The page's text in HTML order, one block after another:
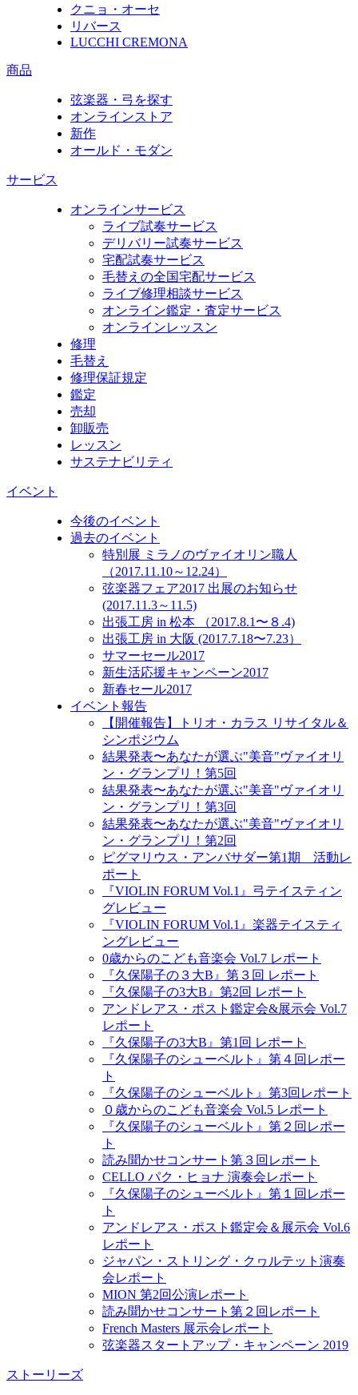
クニョ・オーセ
リバース
LUCCHI CREMONA
商品
弦楽器・弓を探す
オンラインストア
新作
オールド・モダン
サービス
オンラインサービス
ライブ試奏サービス
デリバリー試奏サービス
宅配試奏サービス
毛替えの全国宅配サービス
ライブ修理相談サービス
オンライン鑑定・査定サービス
オンラインレッスン
修理
毛替え
修理保証規定
鑑定
売却
卸販売
レッスン
サステナビリティ
イベント
今後のイベント
過去のイベント
特別展 ミラノのヴァイオリン職人
（2017.11.10～12.24）
弦楽器フェア2017 出展のお知らせ
(2017.11.3～11.5)
出張工房 in 松本 （2017.8.1〜８.4)
出張工房 in 大阪 (2017.7.18〜7.23）
サマーセール2017
新生活応援キャンペーン2017
新春セール2017
イベント報告
【開催報告】トリオ・カラス リサイタル＆
シンポジウム
結果発表〜あなたが選ぶ"美音"ヴァイオリ
ン・グランプリ！第5回
結果発表〜あなたが選ぶ"美音"ヴァイオリ
ン・グランプリ！第3回
結果発表〜あなたが選ぶ"美音"ヴァイオリ
ン・グランプリ！第2回
ピグマリウス・アンバサダー第1期 活動レ
ポート
『VIOLIN FORUM Vol.1』弓テイスティン
グレビュー
『VIOLIN FORUM Vol.1』楽器テイスティ
ングレビュー
0歳からのこども音楽会 Vol.7 レポート
『久保陽子の３大B』第３回 レポート
『久保陽子の3大B』第2回 レポート
アンドレアス・ポスト鑑定会&展示会 Vol.7
レポート
『久保陽子の3大B』第1回 レポート
『久保陽子のシューベルト』第４回レポー
ト
『久保陽子のシューベルト』第3回レポート
０歳からのこども音楽会 Vol.5 レポート
『久保陽子のシューベルト』第２回レポー
ト
読み聞かせコンサート第３回レポート
CELLO パク・ヒョナ 演奏会レポート
『久保陽子のシューベルト』第１回レポー
ト
アンドレアス・ポスト鑑定会＆展示会 Vol.6
レポート
ジャパン・ストリング・クヮルテット演奏
会レポート
MION 第2回公演レポート
読み聞かせコンサート第２回レポート
French Masters 展示会レポート
弦楽器スタートアップ・キャンペーン 2019
ストーリーズ